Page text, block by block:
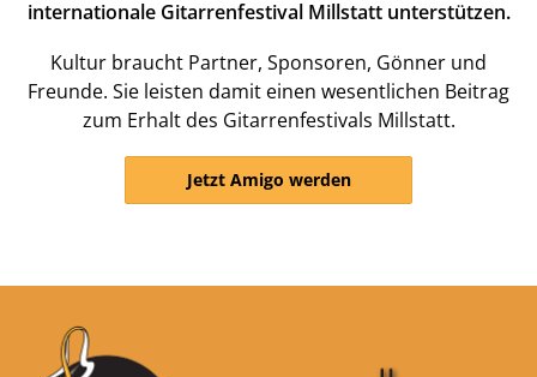
internationale Gitarrenfestival Millstatt unterstützen.
Kultur braucht Partner, Sponsoren, Gönner und
Freunde. Sie leisten damit einen wesentlichen Beitrag
zum Erhalt des Gitarrenfestivals Millstatt.
Jetzt Amigo werden